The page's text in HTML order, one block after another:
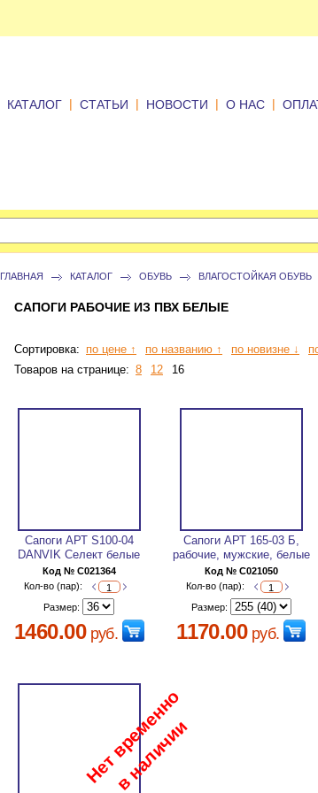
КАТАЛОГ | СТАТЬИ | НОВОСТИ | О НАС |
ГЛАВНАЯ КАТАЛОГ ОБУВЬ ВЛАГОСТОЙКАЯ ОБУВЬ
САПОГИ РАБОЧИЕ ИЗ ПВХ БЕЛЫЕ
Сортировка: по цене ↑ по названию ↑ по новизне ↓
Товаров на странице: 8 12 16
Сапоги АРТ S100-04
DANVIK Селект белые
Код № C021364
Кол-во (пар):
Размер:
1460.00руб.
Сапоги АРТ 165-03 Б,
рабочие, мужские, белые
Код № C021050
Кол-во (пар):
Размер:
1170.00руб.